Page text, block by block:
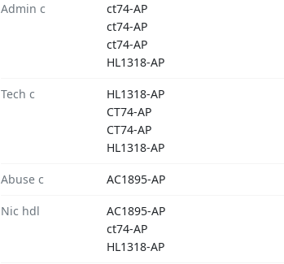
Admin c
ct74-AP
ct74-AP
ct74-AP
HL1318-AP
Tech c
HL1318-AP
CT74-AP
CT74-AP
HL1318-AP
Abuse c AC1895-AP
Nic hdl
AC1895-AP
ct74-AP
HL1318-AP